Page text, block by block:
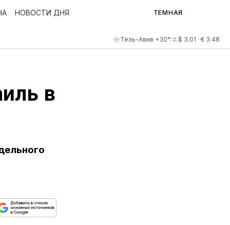
Тель-Авив +30° $ 3.01 · € 3.48
НОВОСТИ ДНЯ ТЕМНАЯ
в